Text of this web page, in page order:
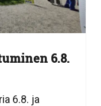
6.8.
6.8. ja